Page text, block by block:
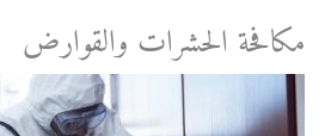
مكافحة الحشرات والقوارض